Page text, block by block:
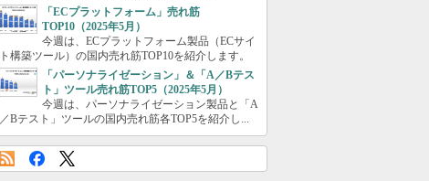
「ECプラットフォーム」売れ筋
TOP10（2025年5月）
今週は、ECプラットフォーム製品（ECサイ
ト構築ツール）の国内売れ筋TOP10を紹介します。
「パーソナライゼーション」＆「A／Bテス
ト」ツール売れ筋TOP5（2025年5月）
今週は、パーソナライゼーション製品と「A
／Bテスト」ツールの国内売れ筋各TOP5を紹介し...